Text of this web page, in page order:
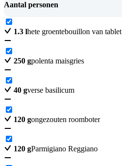
Aantal personen
1.3 lhete groentebouillon van tablet
250 gpolenta maisgries
40 gverse basilicum
120 gongezouten roomboter
120 gParmigiano Reggiano